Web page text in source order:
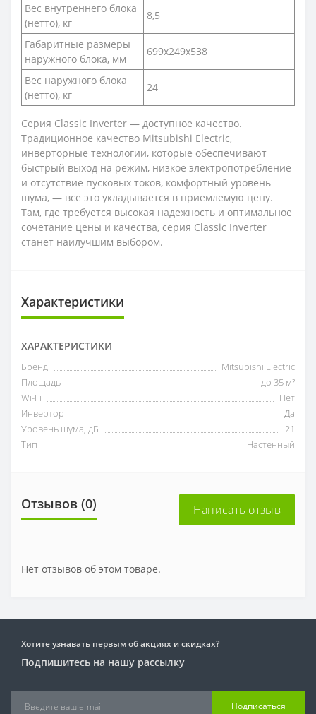
Вес внутреннего блока
(нетто), кг
8,5
Габаритные размеры
наружного блока, мм
699x249x538
Вес наружного блока
(нетто), кг
24
Серия Classic Inverter — доступное качество.
Традиционное качество Mitsubishi Electric,
инверторные технологии, которые обеспечивают
быстрый выход на режим, низкое электропотребление
и отсутствие пусковых токов, комфортный уровень
шума, — все это укладывается в приемлемую цену.
Там, где требуется высокая надежность и оптимальное
сочетание цены и качества, серия Classic Inverter
станет наилучшим выбором.
Характеристики
ХАРАКТЕРИСТИКИ
Бренд
Mitsubishi Electric
Площадь
до 35 м²
Wi-Fi
Нет
Инвертор
Да
Уровень шума, дБ
21
Тип
Настенный
Отзывов (0) Написать отзыв
Нет отзывов об этом товаре.
Хотите узнавать первым об акциях и скидках?
Подпишитесь на нашу рассылку
Подписаться